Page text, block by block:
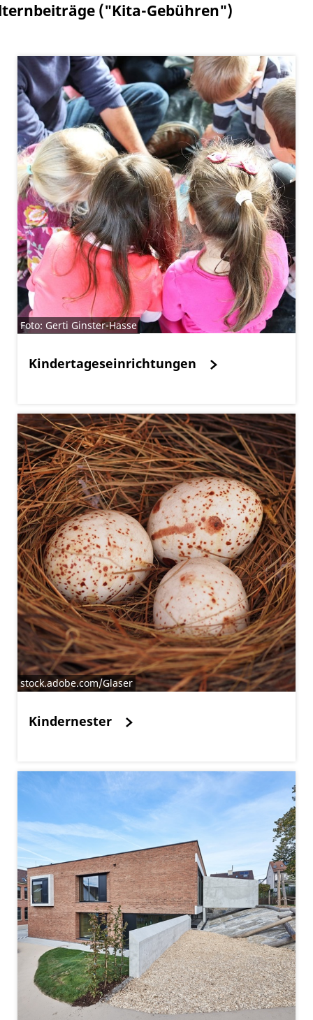
("Kita-Gebühren")
Foto: Gerti Ginster-Hasse
Kindertageseinrichtungen
stock.adobe.com/Glaser
Kindernester